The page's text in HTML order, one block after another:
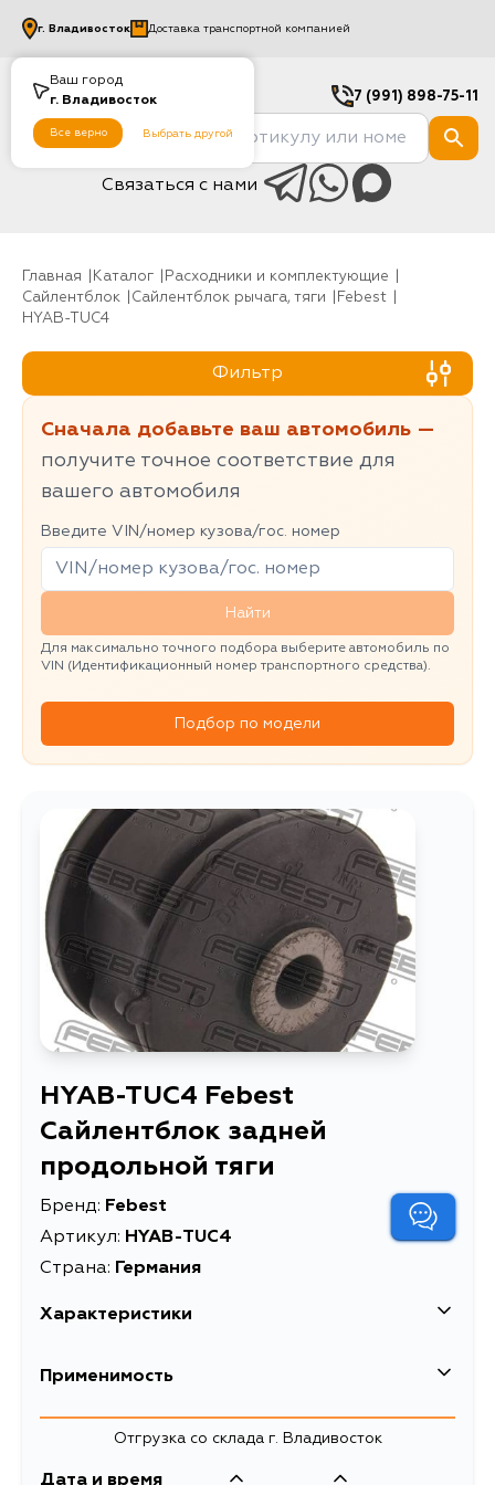
Ваш город
г. Владивосток
Все верно Выбрать другой
г. Владивосток Доставка транспортной компанией
7 (991) 898-75-11
Связаться с нами
Главная Каталог
Расходники и комплектующие
Сайлентблок
Сайлентблок рычага, тяги
Febest
HYAB-TUC4
Фильтр
Сначала добавьте ваш автомобиль —
получите точное соответствие для
вашего автомобиля
Введите VIN/номер кузова/гос. номер
Найти
Для максимально точного подбора выберите автомобиль по
VIN (Идентификационный номер транспортного средства).
Подбор по модели
HYAB-TUC4 Febest
Сайлентблок задней
продольной тяги
Бренд: Febest
Артикул: HYAB-TUC4
Страна: Германия
Характеристики
EAN-13
Длина упаковки, мм 75
Применимость
Hyundai
Кузов Двигатель
Отгрузка со склада г. Владивосток
Дата и время